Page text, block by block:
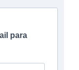
para